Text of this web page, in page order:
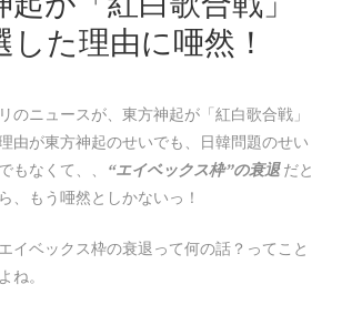
した理由に唖然！
のニュースが、東方神起が「紅白歌合戦」
由が東方神起のせいでも、日韓問題のせい
もなくて、、
“エイベックス枠”の衰退だと
、もう唖然としかないっ！
イベックス枠の衰退って何の話？ってこと
ね。